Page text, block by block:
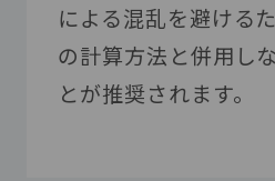
による混乱を避ける
の計算方法と併用し
とが推奨されます。